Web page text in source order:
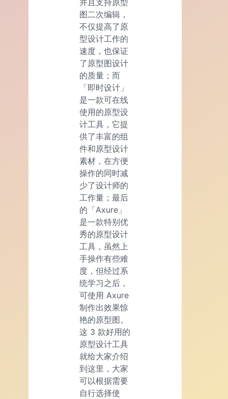
并且支持原型
图二次编辑，
不仅提高了原
型设计工作的
速度，也保证
了原型图设计
的质量；而
「即时设计」
是一款可在线
使用的原型设
计工具，它提
供了丰富的组
件和原型设计
素材，在方便
操作的同时减
少了设计师的
工作量；最后
的「Axure」
是一款特别优
秀的原型设计
工具，虽然上
手操作有些难
度，但经过系
统学习之后，
可使用 Axure
制作出效果惊
艳的原型图。
这 3 款好用的
原型设计工具
就给大家介绍
到这里，大家
可以根据需要
自行选择使